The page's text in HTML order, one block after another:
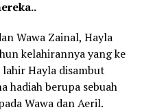
Wawa Zainal, Hayla
kelahirannya yang ke
Hayla disambut
hadiah berupa sebuah
Wawa dan Aeril.